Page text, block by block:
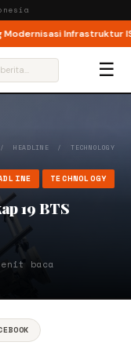
Infrastruktur ISP
☰
HEADLINE /TECHNOLOGY
TECHNOLOGY
19 BTS
baca